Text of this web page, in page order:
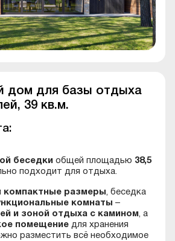
дом для базы отдыха
39 кв.м.
беседки общей площадью 38,5
подходит для отдыха.
компактные размеры , беседка
комнаты –
и зоной отдыха с камином , а
помещение для хранения
разместить всё необходимое